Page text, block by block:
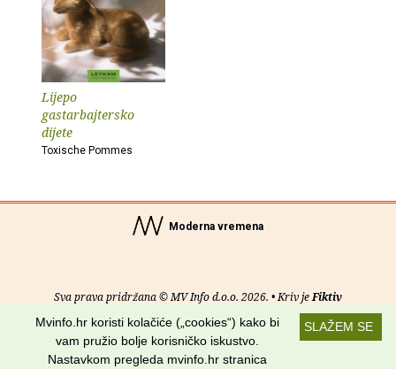
Lijepo
gastarbajtersko
dijete
Toxische Pommes
Moderna vremena
Sva prava pridržana © MV Info d.o.o. 2026. • Kriv jeFiktiv
Uvjeti korištenja RSS kanali
Potraži nas na:
SLAŽEM SE
Mvinfo.hr koristi kolačiće („cookies“) kako bi
vam pružio bolje korisničko iskustvo.
Nastavkom pregleda mvinfo.hr stranica